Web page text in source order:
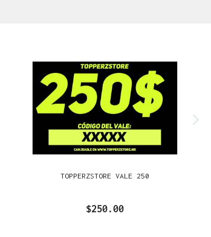
TOPPERZSTORE VALE 250
$250.00